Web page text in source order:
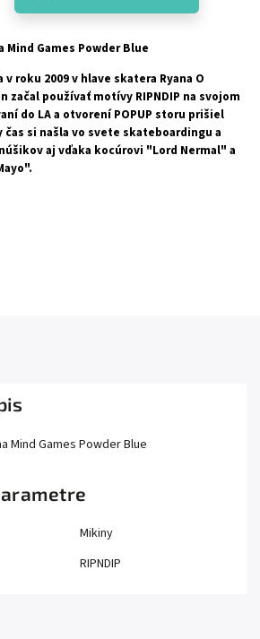
Mind Games Powder Blue
v roku 2009 v hlave skatera Ryana O
začal používať motívy RIPNDIP na svojom
do LA a otvorení POPUP storu prišiel
si našla vo svete skateboardingu a
aj vďaka kocúrovi "Lord Nermal" a
Mind Games Powder Blue
Mikiny
RIPNDIP